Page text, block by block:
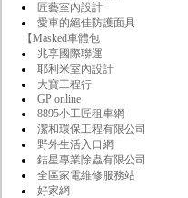
匠藝室內設計
愛車的絕佳防護面具
【Masked車體包
兆享國際聯運
耶利米室內設計
大寶工程行
GP online
8895小工匠租車網
潔和環保工程有限公司
野外生活入口網
銡星專業除蟲有限公司
全區家電維修服務站
好家網